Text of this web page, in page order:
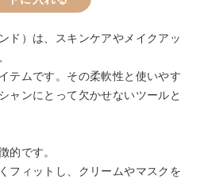
追加しました。
ド）は、スキンケアやメイクアッ
テムです。その柔軟性と使いやす
ャンにとって欠かせないツールと
的です。
フィットし、クリームやマスクを